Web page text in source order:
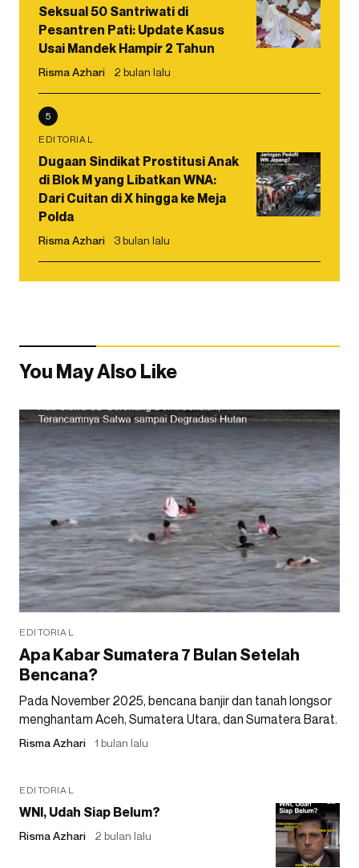
Seksual 50 Santriwati di
Pesantren Pati: Update Kasus
Usai Mandek Hampir 2 Tahun
Risma Azhari 2 bulan lalu
5
EDITORIAL
Dugaan Sindikat Prostitusi Anak
di Blok M yang Libatkan WNA:
Dari Cuitan di X hingga ke Meja
Polda
Risma Azhari 3 bulan lalu
You May Also Like
EDITORIAL
Apa Kabar Sumatera 7 Bulan Setelah
Bencana?
Pada November 2025, bencana banjir dan tanah longsor
menghantam Aceh, Sumatera Utara, dan Sumatera Barat.
Risma Azhari 1 bulan lalu
EDITORIAL
WNI, Udah Siap Belum?
Risma Azhari 2 bulan lalu